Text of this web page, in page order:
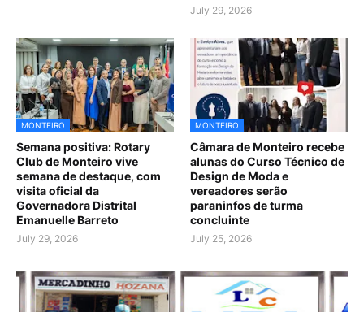
July 29, 2026
MONTEIRO
Semana positiva: Rotary
Club de Monteiro vive
semana de destaque, com
visita oficial da
Governadora Distrital
Emanuelle Barreto
July 29, 2026
MONTEIRO
Câmara de Monteiro recebe
alunas do Curso Técnico de
Design de Moda e
vereadores serão
paraninfos de turma
concluinte
July 25, 2026